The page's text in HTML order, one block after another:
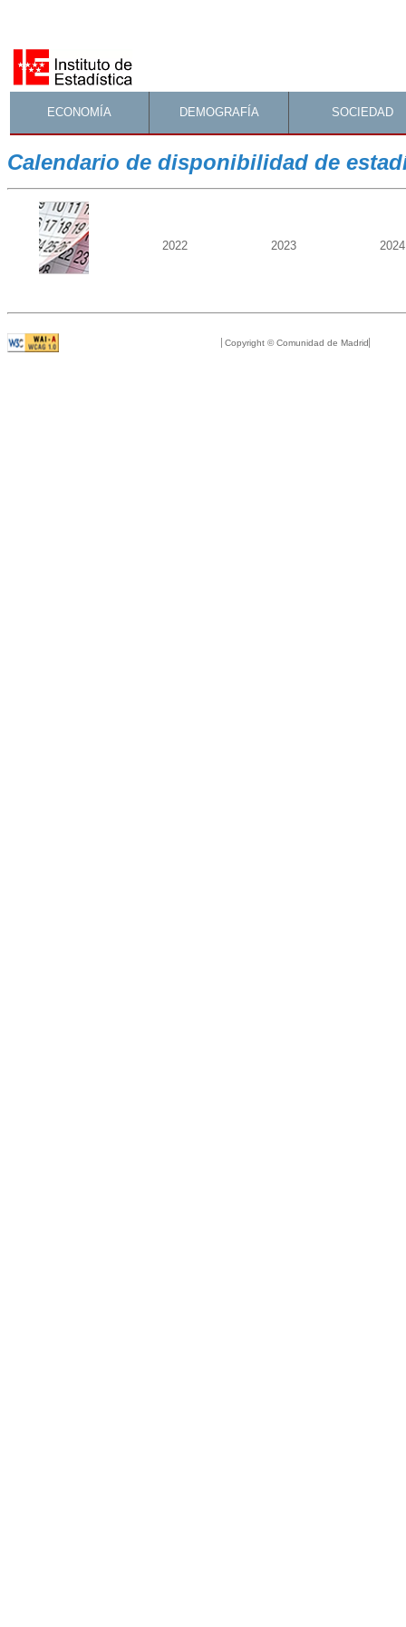
ECONOMÍA DEMOGRAFÍA SOCIEDAD
Calendario de disponibilidad de
2022 2023 2024
Copyright © Comunidad de Madrid